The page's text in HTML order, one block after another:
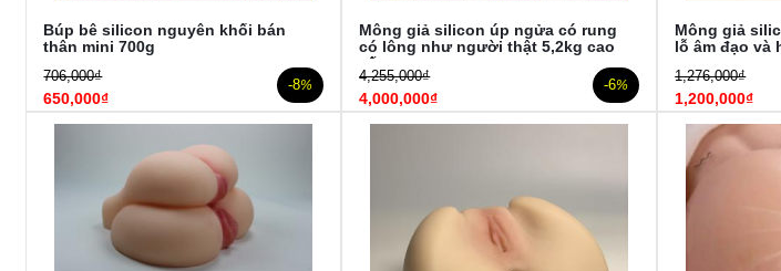
Búp bê silicon nguyên khối bán
thân mini 700g
706,000₫
650,000₫
-8%
Mông giả silicon úp ngửa có rung
có lông như người thật 5,2kg cao
cấp
4,255,000₫
4,000,000₫
-6%
Mông giả
lỗ âm đạo và
1,276,000₫
1,200,000₫